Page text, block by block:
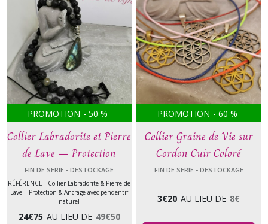
PROMOTION - 50 %
Collier Labradorite et Pierre
de Lave – Protection
énergétique et Ancrage –
Bijou en pierres naturelles
FIN DE SERIE - DESTOCKAGE
RÉFÉRENCE : Collier Labradorite & Pierre de
Lave – Protection & Ancrage avec pendentif
naturel
24€75 AU LIEU DE 49€50
PROMOTION - 60 %
Collier Graine de Vie sur
Cordon Cuir Coloré
FIN DE SERIE - DESTOCKAGE
3€20 AU LIEU DE 8€